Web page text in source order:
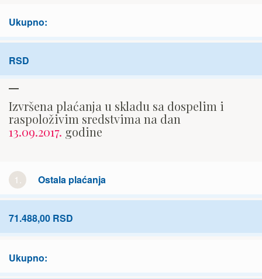
Ukupno:
RSD
Izvršena plaćanja u skladu sa dospelim i
raspoloživim sredstvima na dan
13.09.2017. godine
1. Ostala plaćanja
71.488,00 RSD
Ukupno: